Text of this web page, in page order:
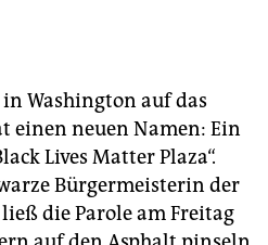
in Washington auf das
einen neuen Namen: Ein
Lives Matter Plaza“.
Bürgermeisterin der
die Parole am Freitag